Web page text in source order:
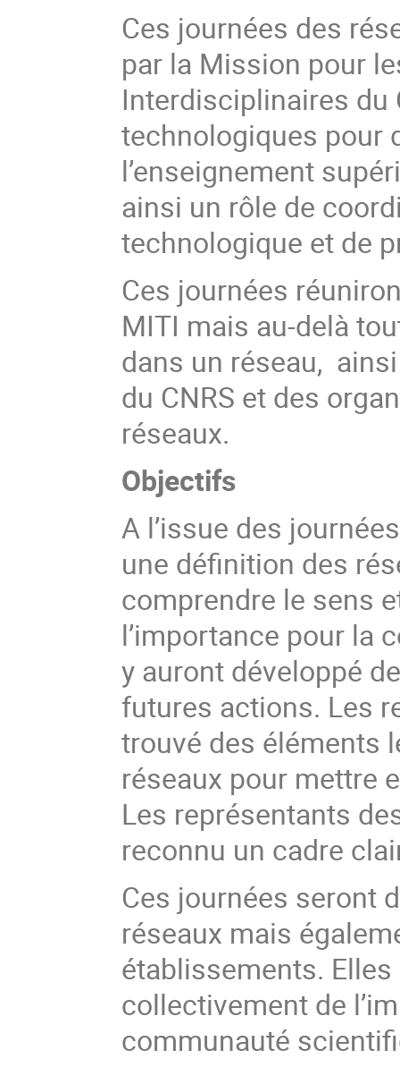
Ces journées des
par la Mission pour
Interdisciplinaires du
technologiques pour
l’enseignement
ainsi un rôle de
technologique et de
Ces journées
MITI mais au-delà
dans un réseau,
du CNRS et des
réseaux.
Objectifs
A l’issue des
une définition des
comprendre le sens
l’importance pour la
y auront développé
futures actions. Les
trouvé des éléments
réseaux pour mettre
Les représentants
reconnu un cadre
Ces journées seront
réseaux mais
établissements.
collectivement de
communauté